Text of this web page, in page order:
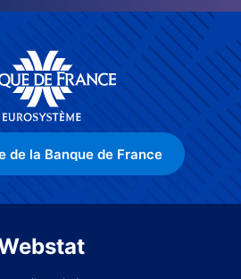
de la Banque de France